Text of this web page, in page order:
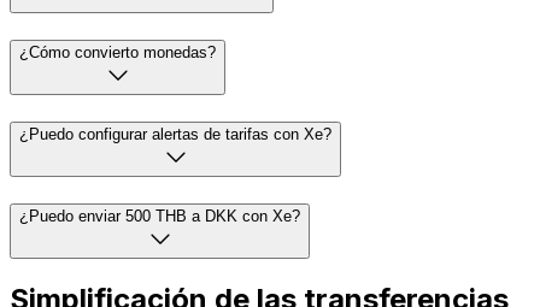
¿Cómo convierto monedas?
¿Puedo configurar alertas de tarifas con Xe?
¿Puedo enviar 500 THB a DKK con Xe?
Simplificación de las transferencias